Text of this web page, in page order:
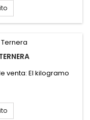
venta: El kilogramo